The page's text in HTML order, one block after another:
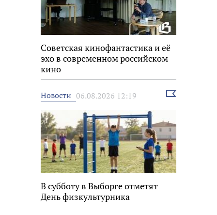
Советская кинофантастика и её
эхо в современном российском
кино
Новости 06.08.2026 12:19
Выбрать
В субботу в Выборге отметят
День физкультурника